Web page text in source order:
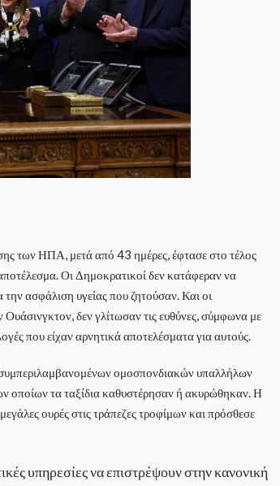
των ΗΠΑ, μετά από 43 ημέρες, έφτασε στο τέλος
Οι Δημοκρατικοί δεν κατάφεραν να
ασφάλιση υγείας που ζητούσαν. Και οι
δεν γλίτωσαν τις ευθύνες, σύμφωνα με
που είχαν αρνητικά αποτελέσματα για αυτούς.
ομοσπονδιακών υπαλλήλων
οποίων τα ταξίδια καθυστέρησαν ή ακυρώθηκαν. Η
ουρές στις τράπεζες τροφίμων και πρόσθεσε
υπηρεσίες να επιστρέψουν στην κανονική